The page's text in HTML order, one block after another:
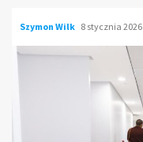
Szymon Wilk 8 stycznia 2026